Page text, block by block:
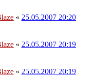
« 25.05.2007 20:20
« 25.05.2007 20:19
« 25.05.2007 20:19